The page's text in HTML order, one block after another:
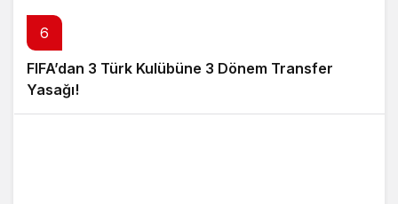
6
FIFA’dan 3 Türk Kulübüne 3 Dönem Transfer
Yasağı!